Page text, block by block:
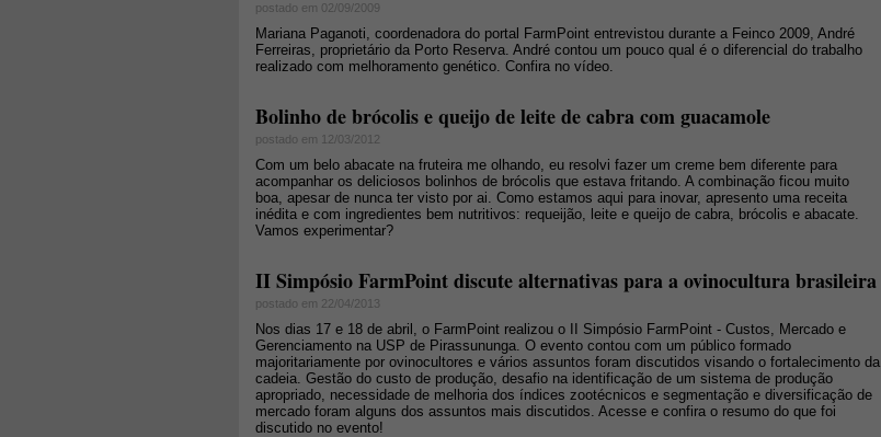
postado em 02/09/2009
Mariana Paganoti, coordenadora do portal FarmPoint entrevistou durante a Feinco 2009, André
Ferreiras, proprietário da Porto Reserva. André contou um pouco qual é o diferencial do trabalho
realizado com melhoramento genético. Confira no vídeo.
Bolinho de brócolis e queijo de leite de cabra com guacamole
postado em 12/03/2012
Com um belo abacate na fruteira me olhando, eu resolvi fazer um creme bem diferente para
acompanhar os deliciosos bolinhos de brócolis que estava fritando. A combinação ficou muito
boa, apesar de nunca ter visto por ai. Como estamos aqui para inovar, apresento uma receita
inédita e com ingredientes bem nutritivos: requeijão, leite e queijo de cabra, brócolis e abacate.
Vamos experimentar?
II Simpósio FarmPoint discute alternativas para a ovinocultura brasileira
postado em 22/04/2013
Nos dias 17 e 18 de abril, o FarmPoint realizou o II Simpósio FarmPoint - Custos, Mercado e
Gerenciamento na USP de Pirassununga. O evento contou com um público formado
majoritariamente por ovinocultores e vários assuntos foram discutidos visando o fortalecimento da
cadeia. Gestão do custo de produção, desafio na identificação de um sistema de produção
apropriado, necessidade de melhoria dos índices zootécnicos e segmentação e diversificação de
mercado foram alguns dos assuntos mais discutidos. Acesse e confira o resumo do que foi
discutido no evento!